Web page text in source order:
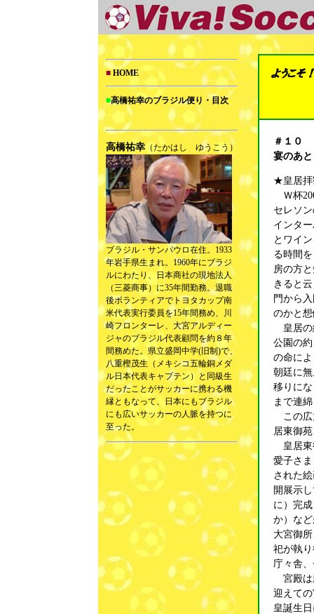
■ HOME
■高橋祐幸のブラジル便り・目次
高橋祐幸 （たかはし ゆうこう）
ブラジル・サンパウロ在住。1933
年岩手県生まれ。1960年にブラジ
ルにわたり、日本商社の現地法人
（三菱商事）に35年間勤務。退職
後ボランティアでトヨタカップ南
米代表実行委員を15年間務め、川
崎フロンターレ、大宮アルディー
ジャのブラジル代表顧問を約８年
間務めた。県立盛岡中学(旧制)で、
八重樫茂生（メキシコ五輪銅メダ
ル日本代表キャプテン）と同級生
だったことがサッカーに携わる機
縁ともなって、日本にもブラジル
にも広いサッカーの人脈を持つに
至った。
＃１０
宴のあ
★皇居拝
Ｗ杯
セレソ
インタ
とワイ
る時間
房の方
きると
門から
のかと
皇居の
公園の
の命に
朝廷に
移りに
まで連
この広
居東御
皇居東
愛子さ
された
開展示
に）完
か）な
大宮御
祀が執
庁々舎
宮殿は
迎えて
皇誕生